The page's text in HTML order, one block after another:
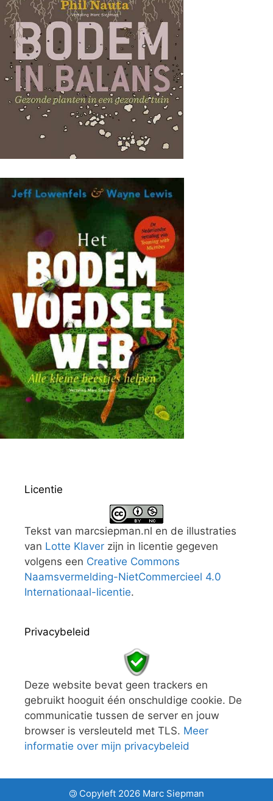
Licentie
Tekst van marcsiepman.nl en de illustraties
van Lotte Klaver zijn in licentie gegeven
volgens een Creative Commons
Naamsvermelding-NietCommercieel 4.0
Internationaal-licentie.
Privacybeleid
Deze website bevat geen trackers en
gebruikt hooguit één onschuldige cookie. De
communicatie tussen de server en jouw
browser is versleuteld met TLS. Meer
informatie over mijn privacybeleid
Copyleft 2026 Marc Siepman